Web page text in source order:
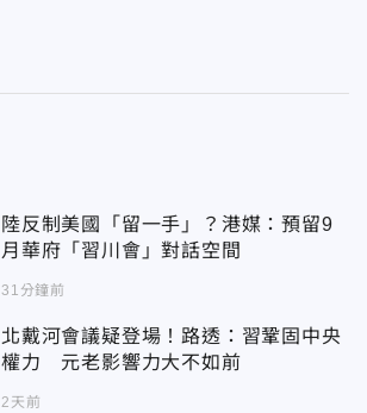
陸反制美國「留一手」？港媒：預留9
月華府「習川會」對話空間
31分鐘前
北戴河會議疑登場！路透：習鞏固中央
權力 元老影響力大不如前
2天前